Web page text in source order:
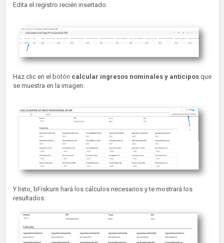
Edita el registro recién insertado:
Haz clic en el botón calcular ingresos nominales y anticipos que
se muestra en la imagen:
Y listo, bFiskur®︎hará los cálculos necesarios y te mostrará los
resultados: